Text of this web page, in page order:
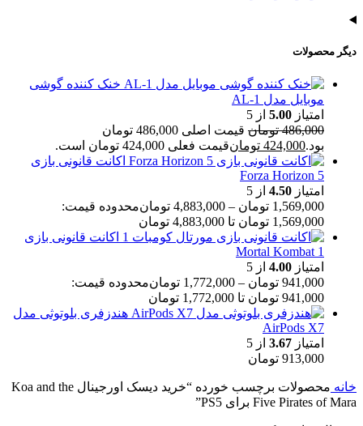
دیگر محصولات
خنک کننده گوشی
موبایل مدل AL-1
امتیاز 5.00 از 5
486,000 تومان
قیمت اصلی 486,000 تومان
بود.424,000 تومانقیمت فعلی 424,000 تومان است.
اکانت قانونی بازی
Forza Horizon 5
امتیاز 4.50 از 5
1,569,000 تومان –
4,883,000 تومانمحدوده قیمت:
1,569,000 تومان تا 4,883,000 تومان
اکانت قانونی بازی
Mortal Kombat 1
امتیاز 4.00 از 5
941,000 تومان –
1,772,000 تومانمحدوده قیمت:
941,000 تومان تا 1,772,000 تومان
هندزفری بلوتوثی مدل
AirPods X7
امتیاز 3.67 از 5
913,000 تومان
خانه
محصولات برچسب خورده “خرید دیسک اورجینال Koa and the
Five Pirates of Mara برای PS5”